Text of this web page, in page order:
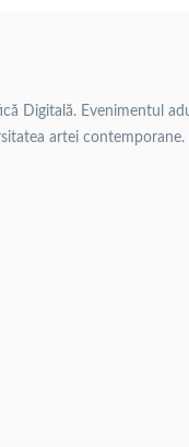
Digitală. Evenimentul
artei contemporane.